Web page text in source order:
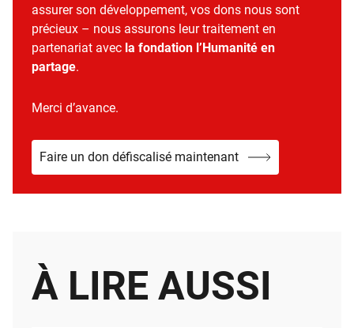
assurer son développement, vos dons nous sont
précieux – nous assurons leur traitement en
partenariat avec la fondation l’Humanité en
partage.
Merci d’avance.
Faire un don défiscalisé maintenant
À LIRE AUSSI